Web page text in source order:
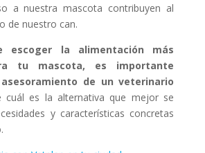
a nuestra mascota contribuyen al
de nuestro can.
la alimentación más
tu mascota, es importante
de un veterinario
cuál es la alternativa que mejor se
y características concretas